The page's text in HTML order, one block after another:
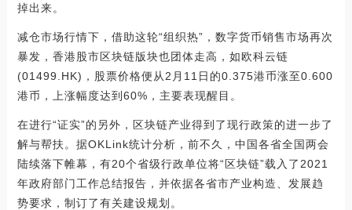
掉出来。
减仓市场行情下，借助这轮“组织热”，数字货币销售市场再次
暴发，香港股市区块链版块也团体走高，如欧科云链
(01499.HK)，股票价格便从2月11日的0.375港币涨至0.600
港币，上涨幅度达到60%，主要表现醒目。
在进行“证实”的另外，区块链产业得到了现行政策的进一步了
解与帮扶。据OKLink统计分析，前不久，中国各省全国两会
陆续落下帷幕，有20个省级行政单位将“区块链”载入了2021
年政府部门工作总结报告，并依据各省市产业构造、发展趋
势要求，制订了有关建设规划。